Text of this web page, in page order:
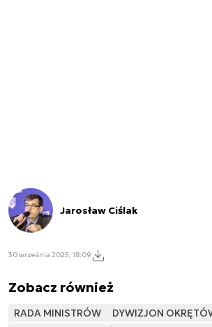
Jarosław Ciślak
30 września 2025, 18:09
Zobacz również
RADA MINISTRÓW
DYWIZJON